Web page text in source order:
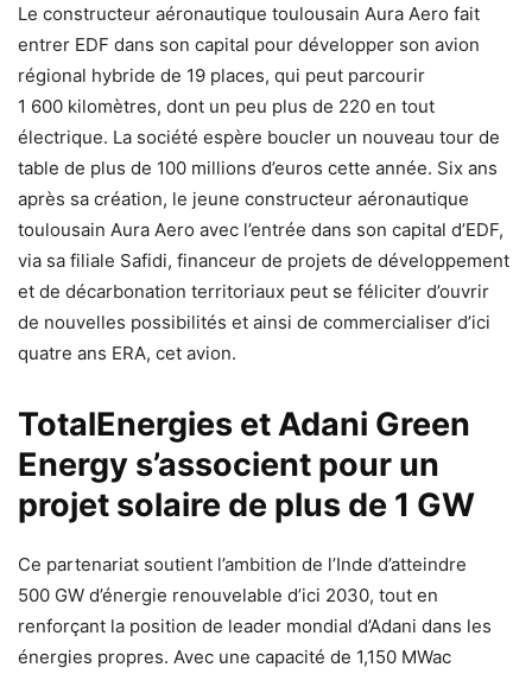
Le constructeur aéronautique toulousain Aura Aero fait
entrer EDF dans son capital pour développer son avion
régional hybride de 19 places, qui peut parcourir
1 600 kilomètres, dont un peu plus de 220 en tout
électrique. La société espère boucler un nouveau tour de
table de plus de 100 millions d’euros cette année. Six ans
après sa création, le jeune constructeur aéronautique
toulousain Aura Aero avec l’entrée dans son capital d’EDF,
via sa filiale Safidi, financeur de projets de développement
et de décarbonation territoriaux peut se féliciter d’ouvrir
de nouvelles possibilités et ainsi de commercialiser d’ici
quatre ans ERA, cet avion.
TotalEnergies et Adani Green
Energy s’associent pour un
projet solaire de plus de 1 GW
Ce partenariat soutient l’ambition de l’Inde d’atteindre
500 GW d’énergie renouvelable d’ici 2030, tout en
renforçant la position de leader mondial d’Adani dans les
énergies propres. Avec une capacité de 1,150 MWac